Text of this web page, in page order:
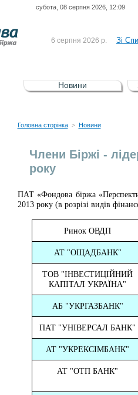
субота, 08 серпня 2026, 12:09
6 серпня 2026 р. Зі
5 серпня 2026 р.
Зі
UA4000232607)
4 серпня 2026 р.
Новини
Головна сторінка > Новини
Члени Біржі -
року
ПАТ «Фондова біржа
2013 року (в розрізі видів
Ринок ОВДП
АТ "ОЩАДБАНК"
ТОВ "ІНВЕСТИЦІЙНИЙ
КАПІТАЛ УКРАЇНА"
АБ "УКРГАЗБАНК"
ПАТ "УНІВЕРСАЛ БАНК"
АТ "УКРЕКСІМБАНК"
АТ "ОТП БАНК"